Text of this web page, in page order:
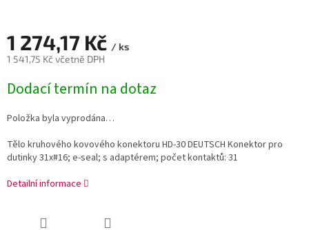
1 274,17 Kč / ks
1 541,75 Kč včetně DPH
cena:
Dodací termín na dotaz
Položka byla vyprodána…
Tělo kruhového kovového konektoru HD-30 DEUTSCH Konektor pro
dutinky 31x#16; e-seal; s adaptérem; počet kontaktů: 31
Detailní informace